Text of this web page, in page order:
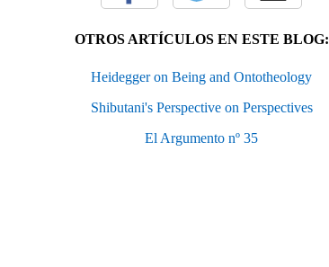
OTROS ARTÍCULOS EN ESTE BLOG:
Heidegger on Being and Ontotheology
Shibutani's Perspective on Perspectives
El Argumento nº 35